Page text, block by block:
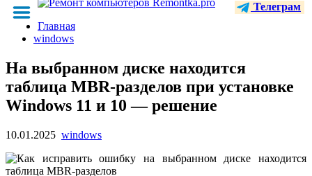
Телеграм
Главная
windows
На выбранном диске находится
таблица MBR-разделов при установке
Windows 11 и 10 — решение
10.01.2025 windows